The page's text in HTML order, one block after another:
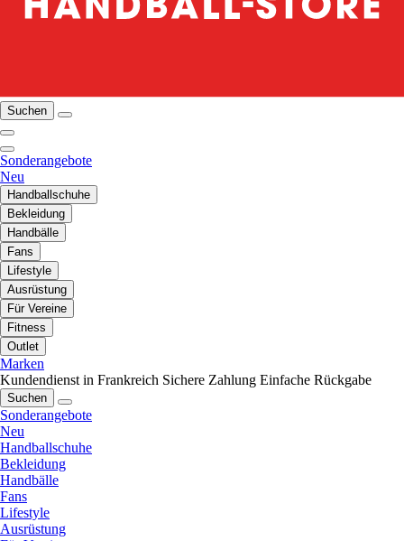
Suchen
Sonderangebote
Neu
Handballschuhe
Bekleidung
Handbälle
Fans
Lifestyle
Ausrüstung
Für Vereine
Fitness
Outlet
Marken
Kundendienst in Frankreich Sichere Zahlung Einfache Rückgabe
Suchen
Sonderangebote
Neu
Handballschuhe
Bekleidung
Handbälle
Fans
Lifestyle
Ausrüstung